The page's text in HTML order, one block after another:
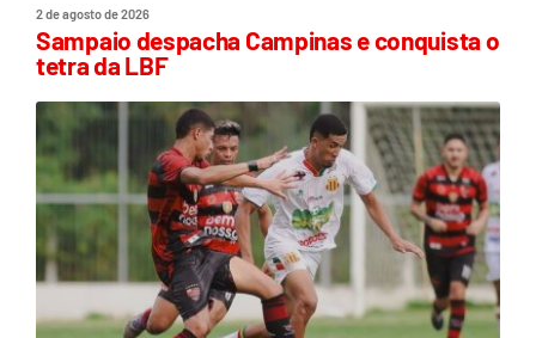
2 de agosto de 2026
Sampaio despacha Campinas e conquista o
tetra da LBF